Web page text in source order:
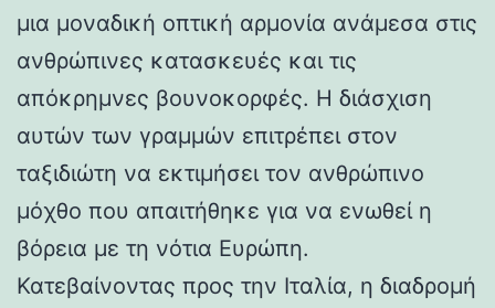
μια μοναδική οπτική αρμονία ανάμεσα στις
ανθρώπινες κατασκευές και τις
απόκρημνες βουνοκορφές. Η διάσχιση
αυτών των γραμμών επιτρέπει στον
ταξιδιώτη να εκτιμήσει τον ανθρώπινο
μόχθο που απαιτήθηκε για να ενωθεί η
βόρεια με τη νότια Ευρώπη.
Κατεβαίνοντας προς την Ιταλία, η διαδρομή